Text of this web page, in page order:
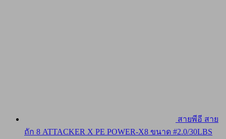
สายพีอี สาย
ถัก 8 ATTACKER X PE POWER-X8 ขนาด #2.0/30LBS